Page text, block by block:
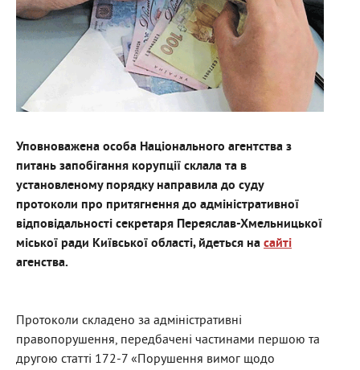
Уповноважена особа Національного агентства з
питань запобігання корупції склала та в
установленому порядку направила до суду
протоколи про притягнення до адміністративної
відповідальності секретаря Переяслав-Хмельницької
міської ради Київської області, йдеться на сайті
агенства.
Протоколи складено за адміністративні
правопорушення, передбачені частинами першою та
другою статті 172-7 «Порушення вимог щодо